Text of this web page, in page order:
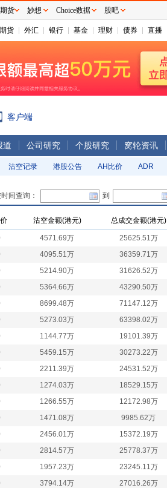
期货 外汇 银行 基金 理财 债券 直播
客户端
道 公司研究 个股研究 窝轮资讯
沽空记录 港股公告 AH比价 ADR
间查询： 到
沽空金额(港元) 总成交金额(港元)
4571.69万 25625.51万
4095.51万 36359.71万
5214.90万 31626.52万
5364.66万 43290.50万
8699.48万 71147.12万
5273.03万 63398.02万
1144.77万 19101.39万
5459.15万 30273.22万
2211.39万 24531.52万
1274.03万 18529.15万
1266.55万 12172.98万
1471.08万 9985.62万
2456.01万 15372.19万
2814.57万 25778.37万
1957.23万 23245.11万
3794.14万 27016.26万
货 妙想 Choice数据 股吧